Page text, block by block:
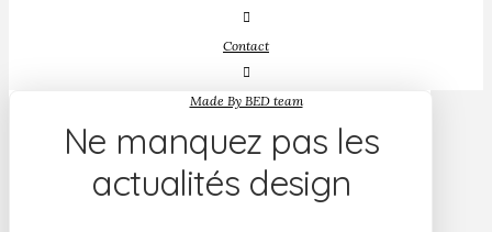
Contact
Made By BED team
Ne manquez pas les
actualités design